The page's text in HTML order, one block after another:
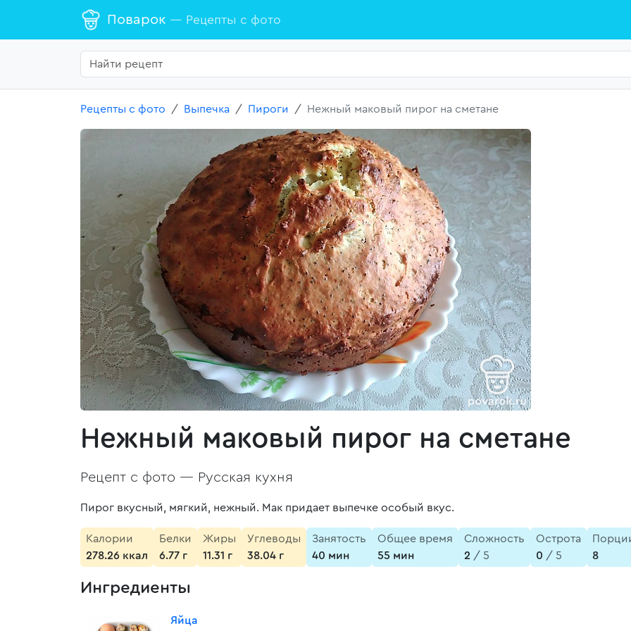
Поварок — Рецепты с фото
Рецепты с фото Выпечка Пироги Нежный маковый пирог на сметане
Нежный маковый пирог на сметане
Рецепт с фото — Русская кухня
Пирог вкусный, мягкий, нежный. Мак придает выпечке особый вкус.
Калории
278.26 ккал
Белки
6.77 г
Жиры
11.31 г
Углеводы
38.04 г
Занятость
40 мин
Общее время
55 мин
Сложность
2 / 5
Острота
0 / 5
8
Ингредиенты
Яйца